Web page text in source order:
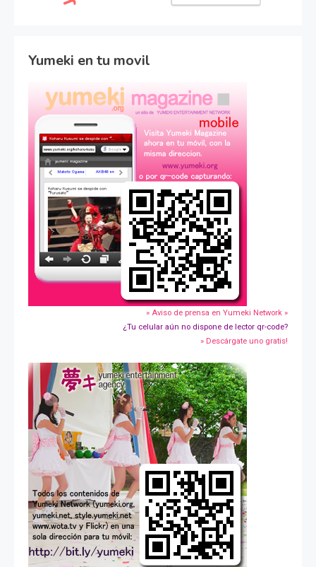
Yumeki en tu movil
» Aviso de prensa en Yumeki Network »
¿Tu celular aún no dispone de lector qr-code?
» Descárgate uno gratis!